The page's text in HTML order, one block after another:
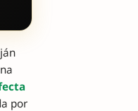
por